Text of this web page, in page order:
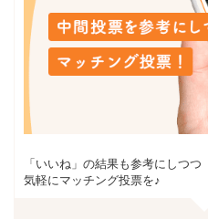
「いいね」の結果も参考にしつつ
気軽にマッチング投票を♪